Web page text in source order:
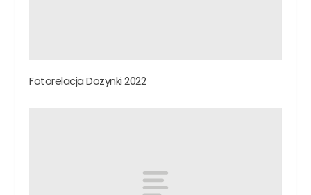
Fotorelacja Dożynki 2022